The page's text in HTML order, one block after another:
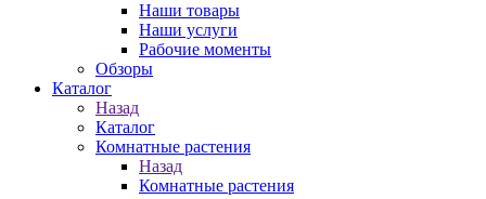
Наши товары
Наши услуги
Рабочие моменты
Обзоры
Каталог
Назад
Каталог
Комнатные растения
Назад
Комнатные растения